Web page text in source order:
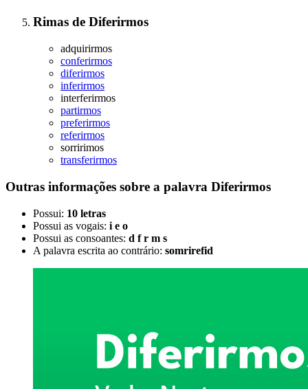
Rimas de Diferirmos
adquirirmos
conferirmos
diferirmos
inferirmos
interferirmos
partirmos
preferirmos
referirmos
sorririmos
transferirmos
Outras informações sobre a palavra Diferirmos
Possui: 10 letras
Possui as vogais: i e o
Possui as consoantes: d f r m s
A palavra escrita ao contrário: somrirefid